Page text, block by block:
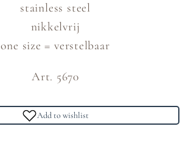
stainless steel
nikkelvrij
one size = verstelbaar
Art. 5670
Add to wishlist